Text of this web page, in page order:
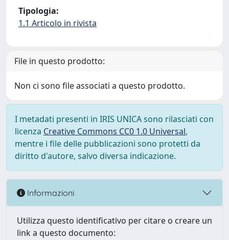
Tipologia:
1.1 Articolo in rivista
File in questo prodotto:
Non ci sono file associati a questo prodotto.
I metadati presenti in IRIS UNICA sono rilasciati con
licenza Creative Commons CC0 1.0 Universal,
mentre i file delle pubblicazioni sono protetti da
diritto d'autore, salvo diversa indicazione.
Informazioni
Utilizza questo identificativo per citare o creare un
link a questo documento: